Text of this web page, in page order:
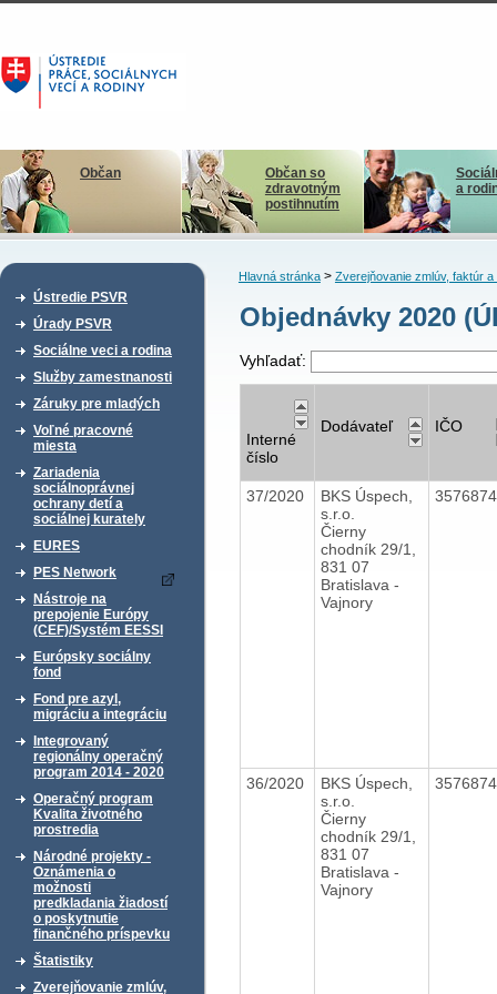
Občan
Občan so
zdravotným
postihnutím
a
Ústredie PSVR
Úrady PSVR
Sociálne veci a rodina
Služby zamestnanosti
Záruky pre mladých
Voľné pracovné
miesta
Zariadenia
sociálnoprávnej
ochrany detí a
sociálnej kurately
EURES
PES Network
Nástroje na
prepojenie Európy
(CEF)/Systém EESSI
Európsky sociálny
fond
Fond pre azyl,
migráciu a integráciu
Integrovaný
regionálny operačný
program 2014 - 2020
Operačný program
Kvalita životného
prostredia
Národné projekty -
Oznámenia o
možnosti
predkladania žiadostí
o poskytnutie
finančného príspevku
Štatistiky
Zverejňovanie zmlúv,
Hlavná stránka> Zverejňovanie zmlúv, faktúr a
Objednávky 2020
Vyhľadať:
Interné
číslo
Dodávateľ IČO
37/2020
BKS Úspech,
s.r.o.
Čierny
chodník 29/1,
831 07
Bratislava -
Vajnory
36/2020
BKS Úspech,
s.r.o.
Čierny
chodník 29/1,
831 07
Bratislava -
Vajnory